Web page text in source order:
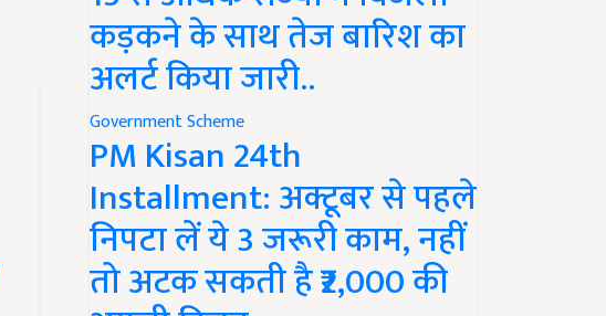
कड़कने के साथ तेज बारिश का
अलर्ट किया जारी..
Government Scheme
PM Kisan 24th
Installment: अक्टूबर से पहले
निपटा लें ये 3 जरूरी काम, नहीं
तो अटक सकती है ₹2,000 की